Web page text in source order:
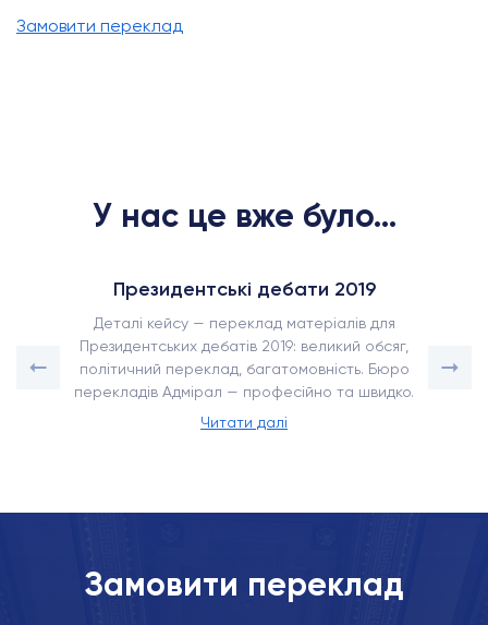
Замовити переклад
У нас це вже було...
Президентські дебати 2019
Деталі кейсу — переклад матеріалів для
Президентських дебатів 2019: великий обсяг,
політичний переклад, багатомовність. Бюро
перекладів Адмірал — професійно та швидко.
Читати далі
Замовити переклад